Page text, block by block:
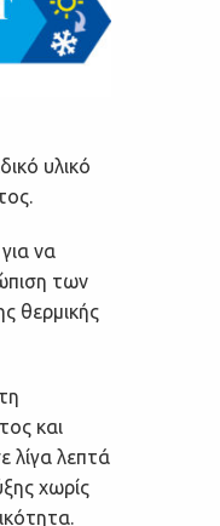
υλικό
να
των
θερμικής
και
λίγα λεπτά
χωρίς